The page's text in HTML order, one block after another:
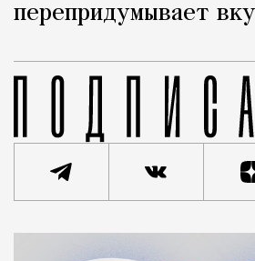
перепридумывает